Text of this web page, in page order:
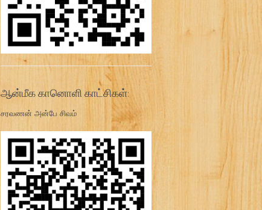
ஆன்மீக கானொளி காட்சிகள்:
சரவணன் அன்பே சிவம்